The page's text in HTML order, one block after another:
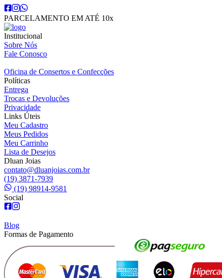
PARCELAMENTO EM ATÉ 10x
Institucional
Sobre Nós
Fale Conosco
Oficina de Consertos e Confecções
Políticas
Entrega
Trocas e Devoluções
Privacidade
Links Úteis
Meu Cadastro
Meus Pedidos
Meu Carrinho
Lista de Desejos
Dluan Joias
contato@dluanjoias.com.br
(19) 3871-7939
(19) 98914-9581
Social
Blog
Formas de Pagamento